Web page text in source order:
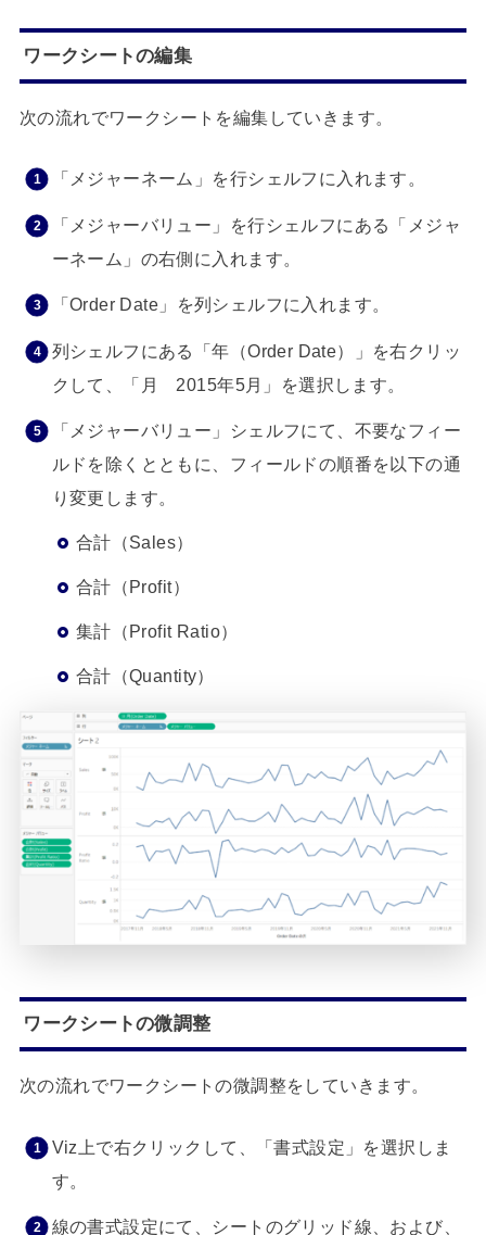
ワークシートの編集
次の流れでワークシートを編集していきます。
「メジャーネーム」を行シェルフに入れます。
「メジャーバリュー」を行シェルフにある「メジャ
ーネーム」の右側に入れます。
「Order Date」を列シェルフに入れます。
列シェルフにある「年（Order Date）」を右クリッ
クして、「月 2015年5月」を選択します。
「メジャーバリュー」シェルフにて、不要なフィー
ルドを除くとともに、フィールドの順番を以下の通
り変更します。
合計（Sales）
合計（Profit）
集計（Profit Ratio）
合計（Quantity）
ワークシートの微調整
次の流れでワークシートの微調整をしていきます。
Viz上で右クリックして、「書式設定」を選択しま
す。
線の書式設定にて、シートのグリッド線、および、